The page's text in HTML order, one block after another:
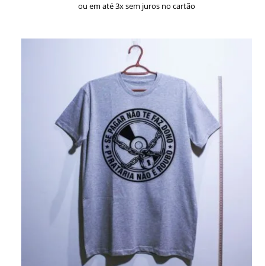
ou em até 3x sem juros no cartão